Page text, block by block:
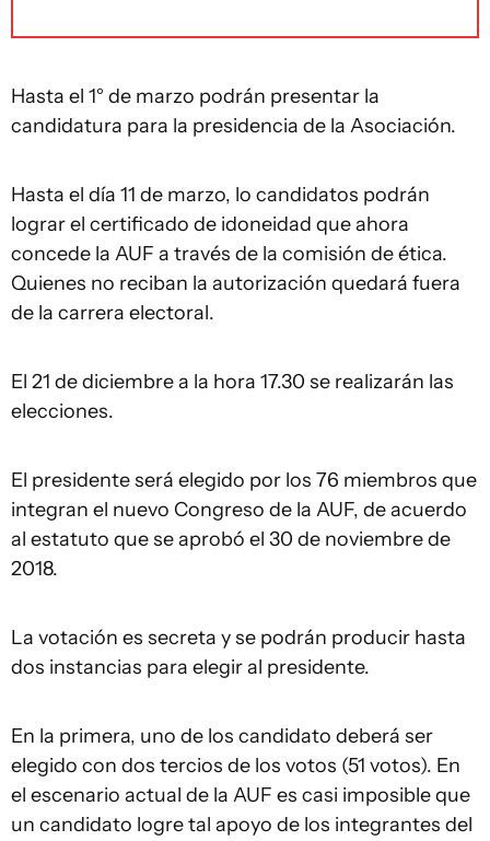
Hasta el 1° de marzo podrán presentar la
candidatura para la presidencia de la Asociación.
Hasta el día 11 de marzo, lo candidatos podrán
lograr el certificado de idoneidad que ahora
concede la AUF a través de la comisión de ética.
Quienes no reciban la autorización quedará fuera
de la carrera electoral.
El 21 de diciembre a la hora 17.30 se realizarán las
elecciones.
El presidente será elegido por los 76 miembros que
integran el nuevo Congreso de la AUF, de acuerdo
al estatuto que se aprobó el 30 de noviembre de
2018.
La votación es secreta y se podrán producir hasta
dos instancias para elegir al presidente.
En la primera, uno de los candidato deberá ser
elegido con dos tercios de los votos (51 votos). En
el escenario actual de la AUF es casi imposible que
un candidato logre tal apoyo de los integrantes del